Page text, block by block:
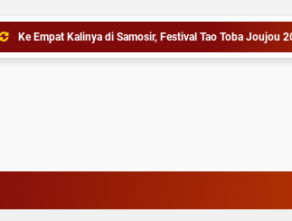
Ke Empat Kalinya di Samosir, Festival Tao Toba Joujou